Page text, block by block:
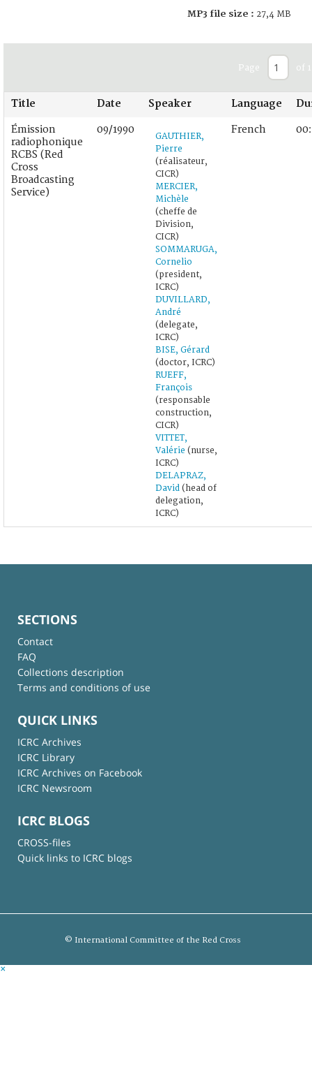
MP3 file size : 27,4 MB
Page of 1
Title Date Speaker Language
Émission
radiophonique
RCBS (Red
Cross
Broadcasting
Service)
09/1990
GAUTHIER,
Pierre
(réalisateur,
CICR)
MERCIER,
Michèle
(cheffe de
Division,
CICR)
SOMMARUGA,
Cornelio
(president,
ICRC)
DUVILLARD,
André
(delegate,
ICRC)
BISE, Gérard
(doctor, ICRC)
RUEFF,
François
(responsable
construction,
CICR)
VITTET,
Valérie (nurse,
ICRC)
DELAPRAZ,
David (head of
delegation,
ICRC)
French
SECTIONS
Contact
FAQ
Collections description
Terms and conditions of use
QUICK LINKS
ICRC Archives
ICRC Library
ICRC Archives on Facebook
ICRC Newsroom
ICRC BLOGS
CROSS-files
Quick links to ICRC blogs
© International Committee of the Red Cross
×